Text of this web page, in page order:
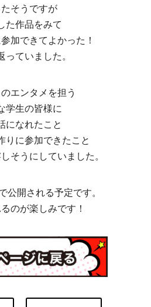
そうですが
た作品をみて
加できてよかった！
っていました。
エンタメを担う
学生の皆様に
になれたこと
りに参加できたこと
そうにしていました。
公開される予定です。
のが楽しみです！